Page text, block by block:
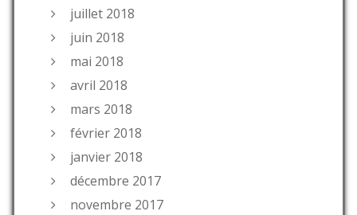
juillet 2018
juin 2018
mai 2018
avril 2018
mars 2018
février 2018
janvier 2018
décembre 2017
novembre 2017